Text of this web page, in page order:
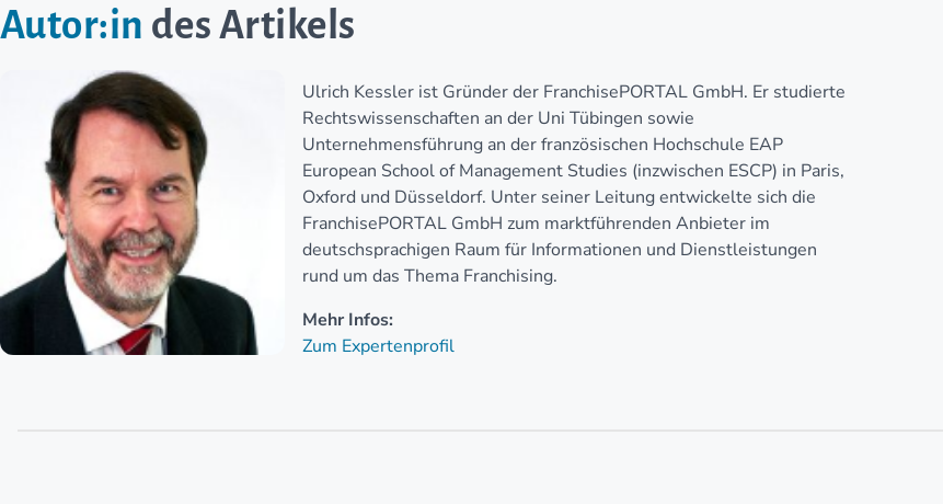
Autor:in des Artikels
Ulrich Kessler ist Gründer der FranchisePORTAL GmbH. Er studierte
Rechtswissenschaften an der Uni Tübingen sowie
Unternehmensführung an der französischen Hochschule EAP
European School of Management Studies (inzwischen ESCP) in Paris,
Oxford und Düsseldorf. Unter seiner Leitung entwickelte sich die
FranchisePORTAL GmbH zum marktführenden Anbieter im
deutschsprachigen Raum für Informationen und Dienstleistungen
rund um das Thema Franchising.
Mehr Infos:
Zum Expertenprofil